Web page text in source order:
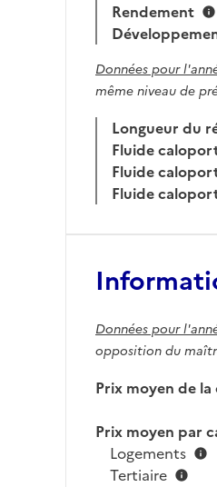
Rendement
Données pour
même niveau de
Longueur du
Fluide
Fluide
Fluide
Données pour
opposition du
Prix moyen de la
Prix moyen par
Logements
Tertiaire